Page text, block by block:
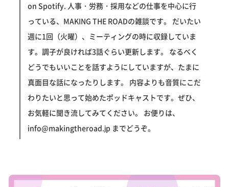
on Spotify. 人事・労務・採用などの仕事を中心に行
っている、MAKING THE ROADの雑談です。 だいたい
週に1回（火曜）、ミーティングの時に収録していま
す。調子が良ければ3話ぐらい更新します。 なるべく
どうでもいいことを話すようにしていますが、たまに
真面目な話になったりします。 内容よりも音質にこだ
わりたいと思って始めたポッドキャストです。ぜひ、
お気軽に聞き流してみてください。 お便りは、
info@makingtheroad.jp までどうぞ。